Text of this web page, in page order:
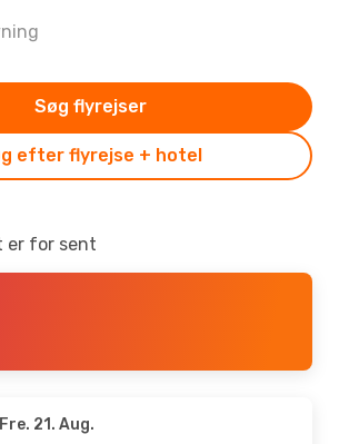
efter flyrejse + hotel
Søg flyrejser
er for sent
21. Aug.